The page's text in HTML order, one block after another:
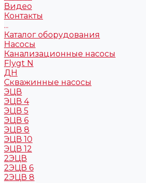
Видео
Контакты
...
Каталог оборудования
Насосы
Канализационные насосы
Flygt N
ДН
Скважинные насосы
ЭЦВ
ЭЦВ 4
ЭЦВ 5
ЭЦВ 6
ЭЦВ 8
ЭЦВ 10
ЭЦВ 12
2ЭЦВ
2ЭЦВ 6
2ЭЦВ 8